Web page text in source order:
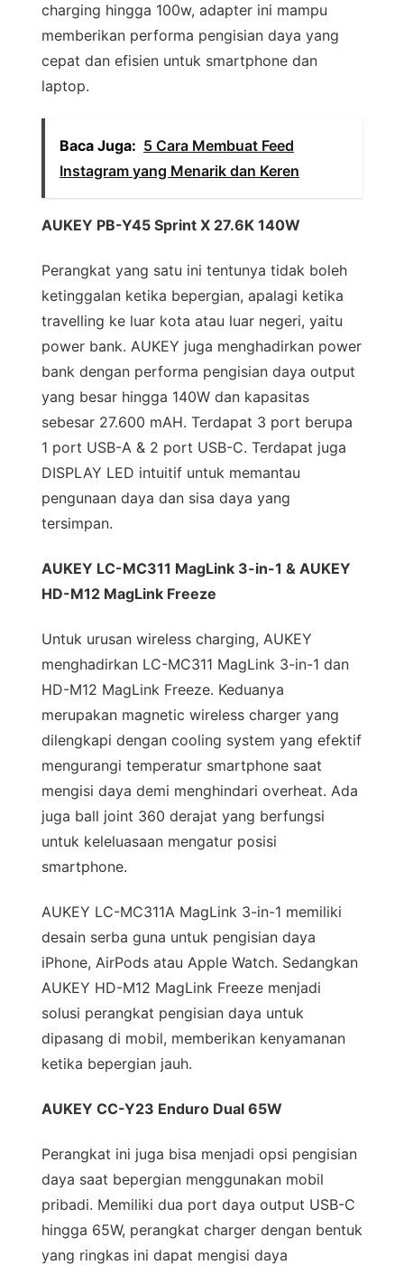
charging hingga 100w, adapter ini mampu
memberikan performa pengisian daya yang
cepat dan efisien untuk smartphone dan
laptop.
Baca Juga: 5 Cara Membuat Feed
Instagram yang Menarik dan Keren
AUKEY PB-Y45 Sprint X 27.6K 140W
Perangkat yang satu ini tentunya tidak boleh
ketinggalan ketika bepergian, apalagi ketika
travelling ke luar kota atau luar negeri, yaitu
power bank. AUKEY juga menghadirkan power
bank dengan performa pengisian daya output
yang besar hingga 140W dan kapasitas
sebesar 27.600 mAH. Terdapat 3 port berupa
1 port USB-A & 2 port USB-C. Terdapat juga
DISPLAY LED intuitif untuk memantau
pengunaan daya dan sisa daya yang
tersimpan.
AUKEY LC-MC311 MagLink 3-in-1 & AUKEY
HD-M12 MagLink Freeze
Untuk urusan wireless charging, AUKEY
menghadirkan LC-MC311 MagLink 3-in-1 dan
HD-M12 MagLink Freeze. Keduanya
merupakan magnetic wireless charger yang
dilengkapi dengan cooling system yang efektif
mengurangi temperatur smartphone saat
mengisi daya demi menghindari overheat. Ada
juga ball joint 360 derajat yang berfungsi
untuk keleluasaan mengatur posisi
smartphone.
AUKEY LC-MC311A MagLink 3-in-1 memiliki
desain serba guna untuk pengisian daya
iPhone, AirPods atau Apple Watch. Sedangkan
AUKEY HD-M12 MagLink Freeze menjadi
solusi perangkat pengisian daya untuk
dipasang di mobil, memberikan kenyamanan
ketika bepergian jauh.
AUKEY CC-Y23 Enduro Dual 65W
Perangkat ini juga bisa menjadi opsi pengisian
daya saat bepergian menggunakan mobil
pribadi. Memiliki dua port daya output USB-C
hingga 65W, perangkat charger dengan bentuk
yang ringkas ini dapat mengisi daya